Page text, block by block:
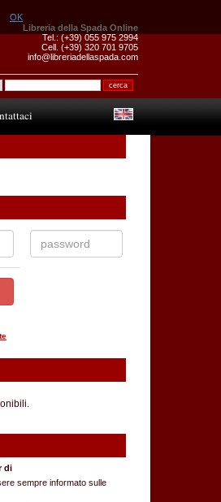
Libreria della Spada Online
Tel.: (+39) 055 975 2994
Cell. (+39) 320 701 9705
info@libreriadellaspada.com
di
sempre informato sulle
OK